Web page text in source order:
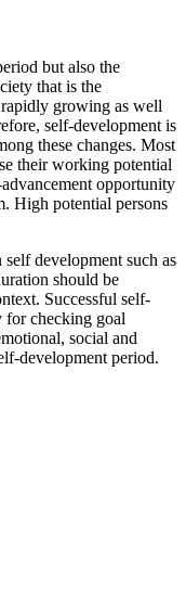
but also the
that is the
growing as well
self-development is
these changes. Most
their working potential
opportunity
High potential persons
development such as
should be
Successful self-
for checking goal
social and
development period.